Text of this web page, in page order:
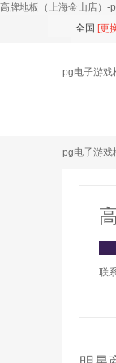
高牌地板（上海金山店）-
全国 [更
pg电子游戏
pg电子游戏
联